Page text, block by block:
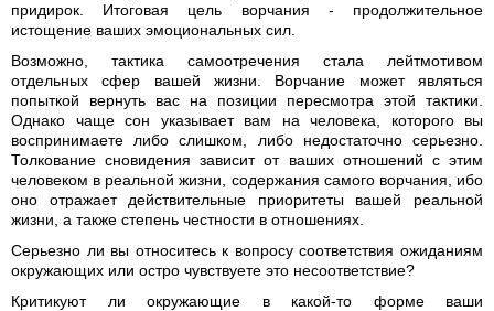
придирок. Итоговая цель ворчания - продолжительное
истощение ваших эмоциональных сил.
Возможно, тактика самоотречения стала лейтмотивом
отдельных сфер вашей жизни. Ворчание может являться
попыткой вернуть вас на позиции пересмотра этой тактики.
Однако чаще сон указывает вам на человека, которого вы
воспринимаете либо слишком, либо недостаточно серьезно.
Толкование сновидения зависит от ваших отношений с этим
человеком в реальной жизни, содержания самого ворчания, ибо
оно отражает действительные приоритеты вашей реальной
жизни, а также степень честности в отношениях.
Серьезно ли вы относитесь к вопросу соответствия ожиданиям
окружающих или остро чувствуете это несоответствие?
Критикуют ли окружающие в какой-то форме ваши